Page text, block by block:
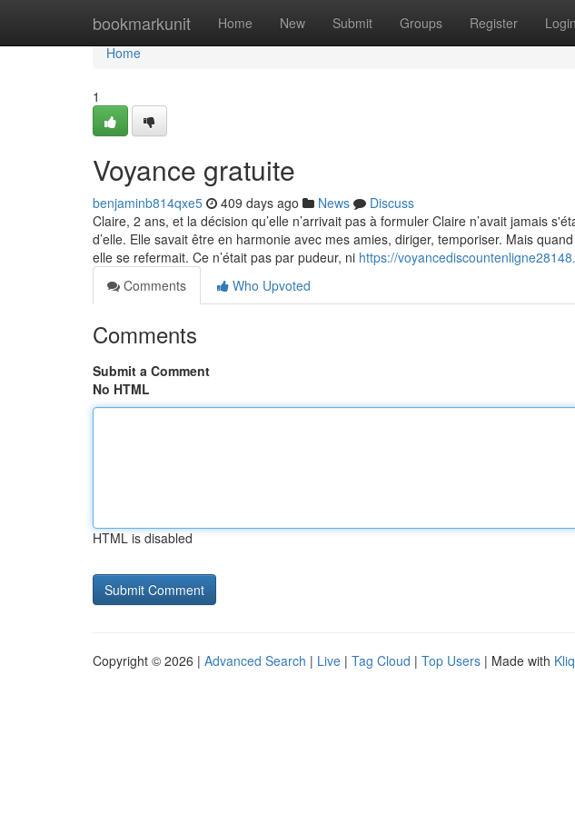
bookmarkunit Home New Submit Groups Register Login
Home
Home
1
Voyance gratuite
benjaminb814qxe5 409 days ago News
Discuss
Claire, 2 ans, et la décision qu’elle n’arrivait pas à formuler Claire n’avait jamais
d’elle. Elle savait être en harmonie avec mes amies, diriger, temporiser. Mais
elle se refermait. Ce n’était pas par pudeur, ni https://
Comments
Who Upvoted
Comments
Submit a Comment
No HTML
HTML is disabled
Copyright © 2026 | Advanced Search | Live | Tag Cloud | Top Users | Made with